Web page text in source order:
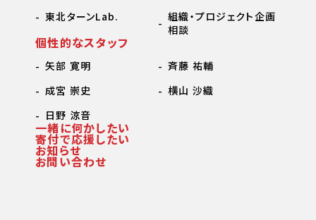
東北ターンLab.
組織・プロジェクト企画
相談
個性的なスタッフ
矢部 寛明
斉藤 祐輔
成宮 崇史
横山 沙織
日野 涼音
一緒に何かしたい
寄付で応援したい
お知らせ
お問い合わせ